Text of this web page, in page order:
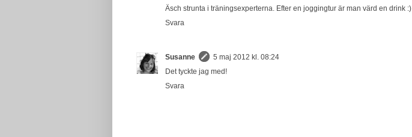
Äsch strunta i träningsexperterna. Efter en joggingtur är man värd en drink :)
Svara
Susanne
5 maj 2012 kl. 08:24
Det tyckte jag med!
Svara